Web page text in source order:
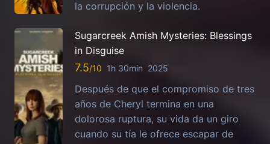
la corrupción y la violencia.
Sugarcreek Amish Mysteries: Blessings
in Disguise
7.5 1h 30min 2025
Después de que el compromiso de tres
años de Cheryl termina en una
dolorosa ruptura, su vida da un giro
cuando su tía le ofrece escapar de